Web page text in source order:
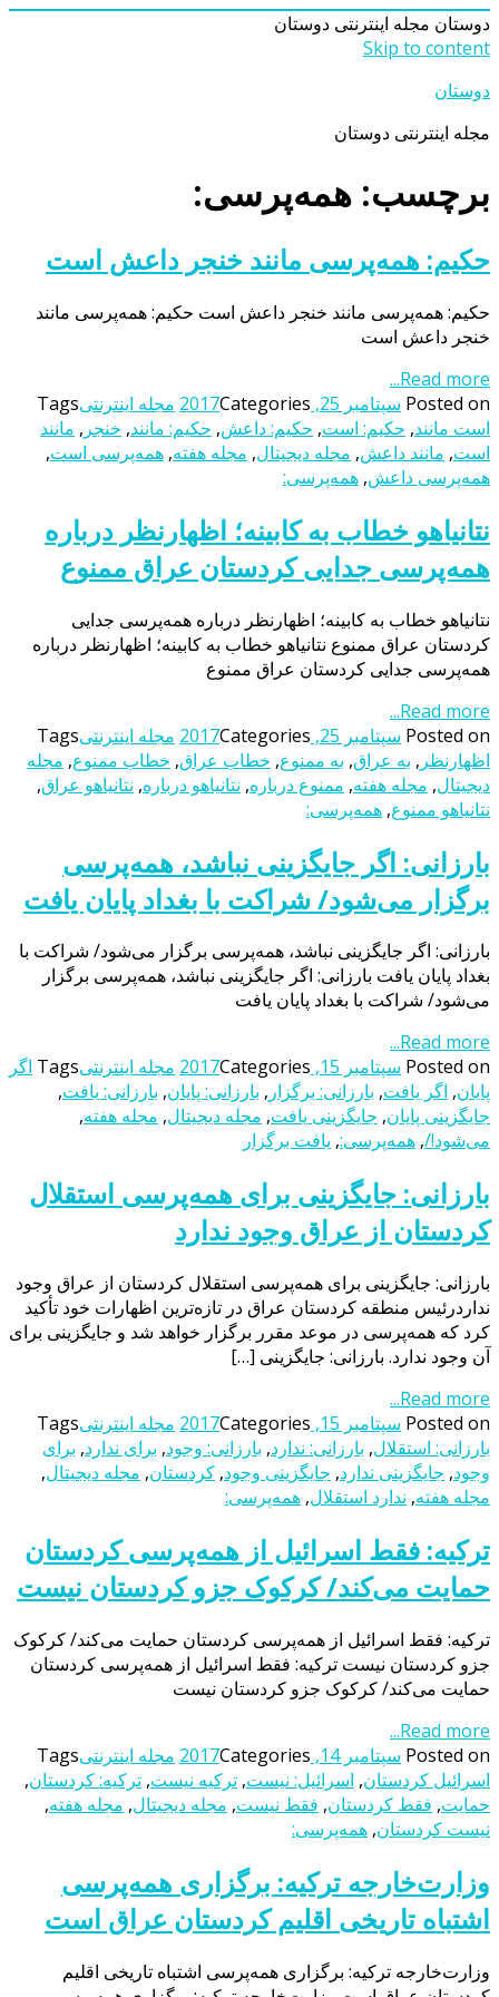
دوستان مجله اینترنتی دوستان
Skip to content
دوستان
مجله اینترنتی دوستان
برچسب: همه‌پرسی:
حکیم: همه‌پرسی مانند خنجر داعش است
حکیم: همه‌پرسی مانند خنجر داعش است حکیم: همه‌پرسی مانند
خنجر داعش است
Read more...
Posted on سپتامبر 25, 2017 Categories مجله اینترنتیTags
است مانند, حکیم: است, حکیم: داعش, حکیم: مانند, خنجر , مانند
است, مانند داعش, مجله دیجیتال, مجله هفته, همه‌پرسی است,
همه‌پرسی داعش, همه‌پرسی:
نتانیاهو خطاب به کابینه؛ اظهارنظر درباره
همه‌پرسی جدایی کردستان عراق ممنوع
نتانیاهو خطاب به کابینه؛ اظهارنظر درباره همه‌پرسی جدایی
کردستان عراق ممنوع نتانیاهو خطاب به کابینه؛ اظهارنظر درباره
همه‌پرسی جدایی کردستان عراق ممنوع
Read more...
Posted on سپتامبر 25, 2017 Categories مجله اینترنتیTags
اظهارنظر , به عراق, به ممنوع, خطاب عراق, خطاب ممنوع, مجله
دیجیتال, مجله هفته, ممنوع درباره, نتانیاهو درباره, نتانیاهو عراق,
نتانیاهو ممنوع, همه‌پرسی:
بارزانی: اگر جایگزینی نباشد، همه‌پرسی
برگزار می‌شود/ شراکت با بغداد پایان یافت
بارزانی: اگر جایگزینی نباشد، همه‌پرسی برگزار می‌شود/ شراکت با
بغداد پایان یافت بارزانی: اگر جایگزینی نباشد، همه‌پرسی برگزار
می‌شود/ شراکت با بغداد پایان یافت
Read more...
Posted on سپتامبر 15, 2017 Categories مجله اینترنتیTags اگر
پایان, اگر یافت, بارزانی: برگزار , بارزانی: پایان, بارزانی: یافت,
جایگزینی پایان, جایگزینی یافت, مجله دیجیتال, مجله هفته,
می‌شود!/, همه‌پرسی:, یافت برگزار
بارزانی: جایگزینی برای همه‌پرسی استقلال
کردستان از عراق وجود ندارد
بارزانی: جایگزینی برای همه‌پرسی استقلال کردستان از عراق وجود
نداردرئیس منطقه کردستان عراق در تازه‌ترین اظهارات خود تأکید
کرد که همه‌پرسی در موعد مقرر برگزار خواهد شد و جایگزینی برای
آن وجود ندارد. بارزانی: جایگزینی […]
Read more...
Posted on سپتامبر 15, 2017 Categories مجله اینترنتیTags
بارزانی: استقلال, بارزانی: ندارد, بارزانی: وجود, برای ندارد, برای
وجود, جایگزینی ندارد, جایگزینی وجود, کردستان, مجله دیجیتال,
مجله هفته, ندارد استقلال, همه‌پرسی:
ترکیه: فقط اسرائیل از همه‌پرسی کردستان
حمایت می‌کند/ کرکوک جزو کردستان نیست
ترکیه: فقط اسرائیل از همه‌پرسی کردستان حمایت می‌کند/ کرکوک
جزو کردستان نیست ترکیه: فقط اسرائیل از همه‌پرسی کردستان
حمایت می‌کند/ کرکوک جزو کردستان نیست
Read more...
Posted on سپتامبر 14, 2017 Categories مجله اینترنتیTags
اسرائیل کردستان, اسرائیل: نیست, ترکیه نیست, ترکیه: کردستان,
حمایت, فقط کردستان, فقط نیست, مجله دیجیتال, مجله هفته,
نیست کردستان, همه‌پرسی:
وزارت‌خارجه ترکیه: برگزاری همه‌پرسی
اشتباه تاریخی اقلیم کردستان عراق است
وزارت‌خارجه ترکیه: برگزاری همه‌پرسی اشتباه تاریخی اقلیم